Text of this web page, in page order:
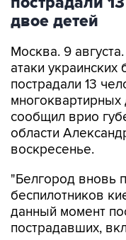
Москва. 9 августа.
пострадали 13
сообщил врио
области
воскресенье.
"Белгород вновь
данный момент
пострадавших,
результате
своем канале в